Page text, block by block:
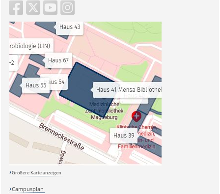
Größere Karte anzeigen
Campusplan